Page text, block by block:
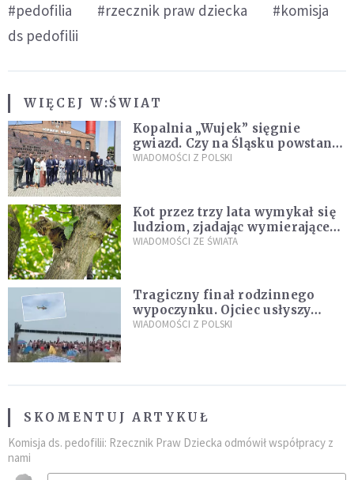
#pedofilia #rzecznik praw dziecka
#komisja
ds pedofilii
WIĘCEJ W:ŚWIAT
Kopalnia „Wujek” sięgnie
gwiazd. Czy na Śląsku powstanie
„Dolina Krzemowa”?
WIADOMOŚCI Z POLSKI
Kot przez trzy lata wymykał się
ludziom, zjadając wymierające
kaczki. W końcu popełnił
WIADOMOŚCI ZE ŚWIATA
Tragiczny finał rodzinnego
wypoczynku. Ojciec usłyszy
zarzuty
WIADOMOŚCI Z POLSKI
SKOMENTUJ ARTYKUŁ
Komisja ds. pedofilii: Rzecznik Praw Dziecka odmówił współpracy z
nami